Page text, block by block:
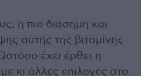
η πιο διάσημη και
αυτής της βιταμίνης
έχει έρθει η
κι άλλες επιλογές στο